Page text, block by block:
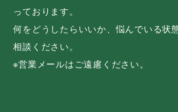
っております。
何をどうしたらいいか、悩んでいる状
相談ください。
※営業メールはご遠慮ください。